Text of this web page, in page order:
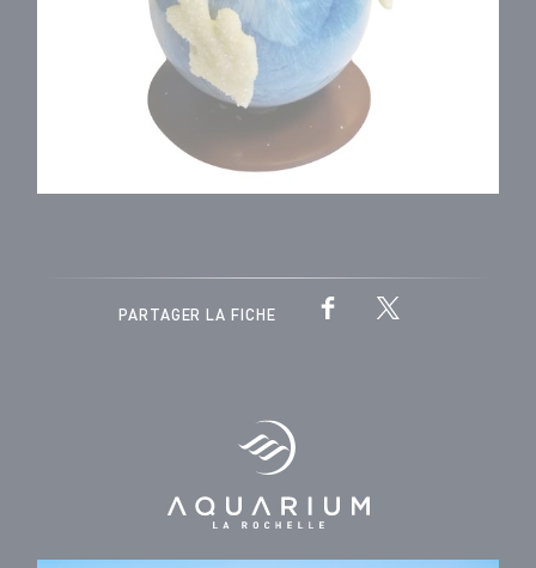
PARTAGER LA FICHE